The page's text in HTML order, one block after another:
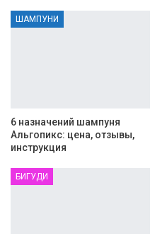
ШАМПУНИ
6 назначений шампуня
Альгопикс: цена, отзывы,
инструкция
БИГУДИ